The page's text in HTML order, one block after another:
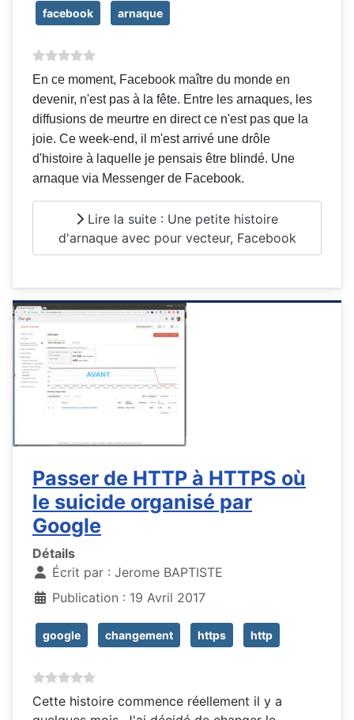
facebook arnaque
En ce moment, Facebook maître du monde en
devenir, n'est pas à la fête. Entre les arnaques, les
diffusions de meurtre en direct ce n'est pas que la
joie. Ce week-end, il m'est arrivé une drôle
d'histoire à laquelle je pensais être blindé. Une
arnaque via Messenger de Facebook.
Lire la suite : Une petite histoire
d'arnaque avec pour vecteur, Facebook
Passer de HTTP à HTTPS où
le suicide organisé par
Google
Détails
Écrit par : Jerome BAPTISTE
Publication : 19 Avril 2017
google changement https http
Cette histoire commence réellement il y a